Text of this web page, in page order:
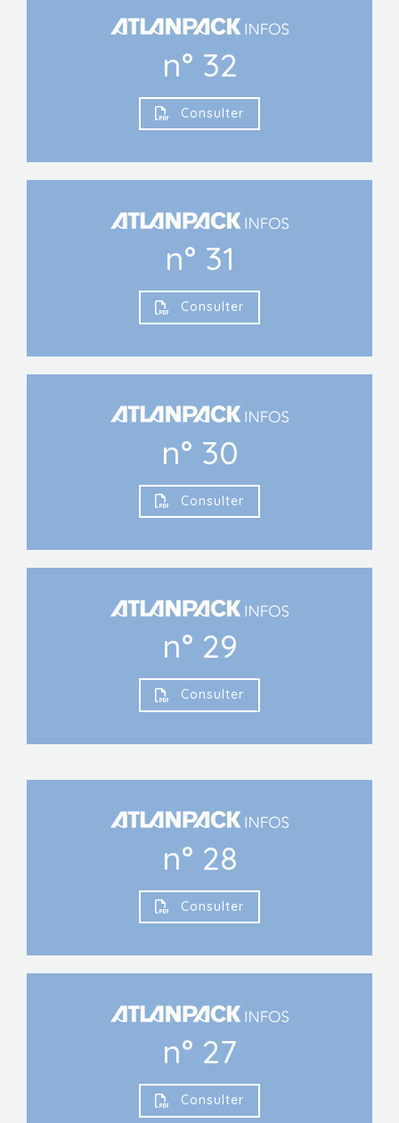
n° 32
Consulter
n° 31
Consulter
n° 30
Consulter
n° 29
Consulter
n° 28
Consulter
n° 27
Consulter